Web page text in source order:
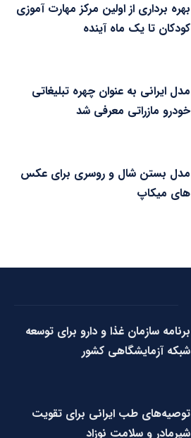
بهره برداری از اولین مرکز مهارت آموزی
کودکان تا یک ماه آینده
مدل ایرانی به عنوان چهره تبلیغاتی
خودرو مازراتی معرفی شد
مدل بستن شال و روسری برای عکس
های میکاپ
برنامه سازمان غذا و دارو برای توسعه
شبکه آزمایشگاهی کشور
توصیه‌های طب ایرانی برای تقویت
شیرمادر و سلامت نوزاد